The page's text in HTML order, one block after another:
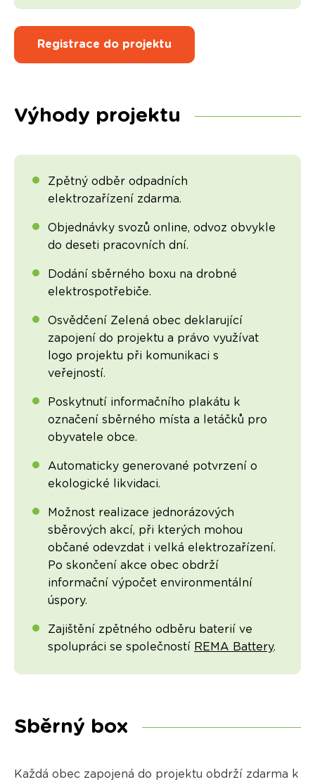
Registrace do projektu
Výhody projektu
Zpětný odběr odpadních
elektrozařízení zdarma.
Objednávky svozů online, odvoz obvykle
do deseti pracovních dní.
Dodání sběrného boxu na drobné
elektrospotřebiče.
Osvědčení Zelená obec deklarující
zapojení do projektu a právo využívat
logo projektu při komunikaci s
veřejností.
Poskytnutí informačního plakátu k
označení sběrného místa a letáčků pro
obyvatele obce.
Automaticky generované potvrzení o
ekologické likvidaci.
Možnost realizace jednorázových
sběrových akcí, při kterých mohou
občané odevzdat i velká elektrozařízení.
Po skončení akce obec obdrží
informační výpočet environmentální
úspory.
Zajištění zpětného odběru baterií ve
spolupráci se společností REMA Battery.
Sběrný box
Každá obec zapojená do projektu obdrží zdarma k